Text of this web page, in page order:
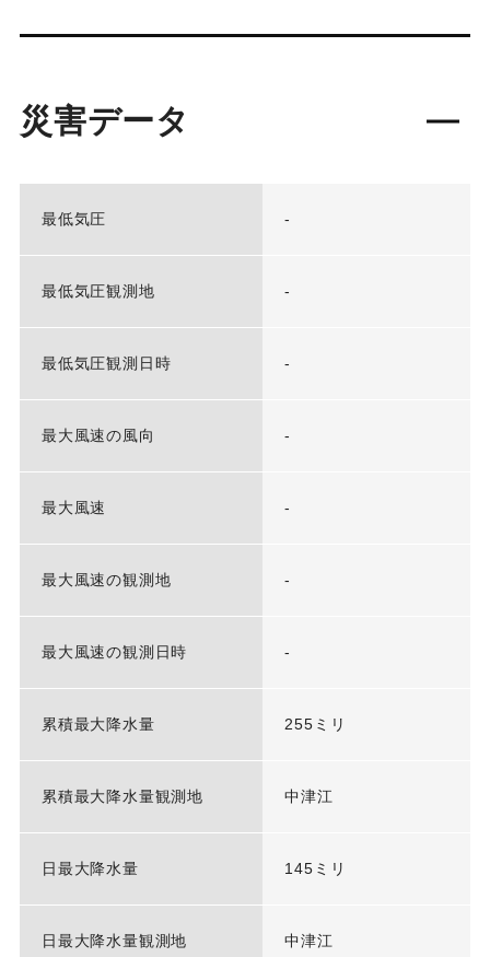
災害データ
最低気圧 -
最低気圧観測地 -
最低気圧観測日時 -
最大風速の風向 -
最大風速 -
最大風速の観測地 -
最大風速の観測日時 -
累積最大降水量 255ミリ
累積最大降水量観測地 中津江
日最大降水量 145ミリ
日最大降水量観測地 中津江